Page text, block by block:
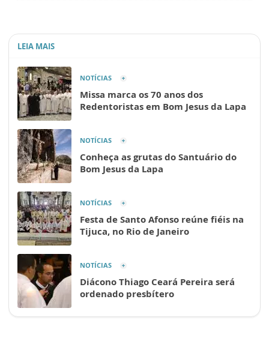
LEIA MAIS
NOTÍCIAS
Missa marca os 70 anos dos
Redentoristas em Bom Jesus da Lapa
NOTÍCIAS
Conheça as grutas do Santuário do
Bom Jesus da Lapa
NOTÍCIAS
Festa de Santo Afonso reúne fiéis na
Tijuca, no Rio de Janeiro
NOTÍCIAS
Diácono Thiago Ceará Pereira será
ordenado presbítero